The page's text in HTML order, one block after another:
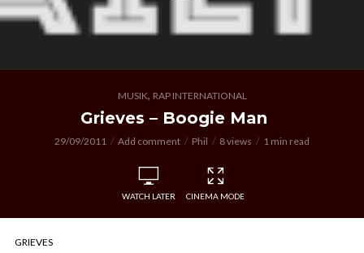
MUSIK, RAP INTERNATIONAL
Grieves – Boogie Man
29/09/2011 Add comment Phil 8 views 1 min read
WATCH LATER CINEMA MODE
GRIEVES